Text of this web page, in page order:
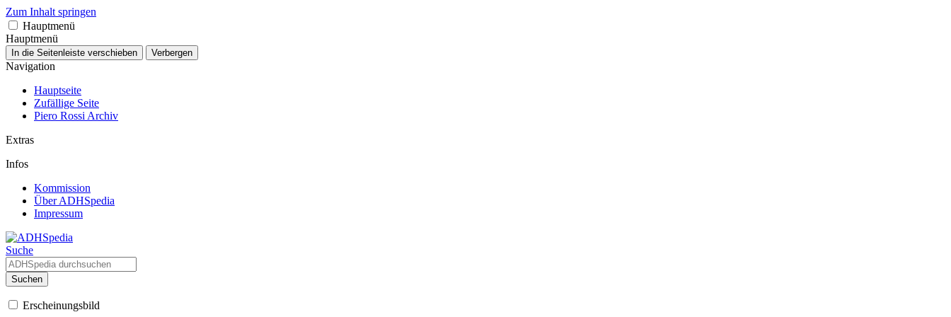
Zum Inhalt springen
Hauptmenü
Hauptmenü
In die Seitenleiste verschieben Verbergen
Navigation
Hauptseite
Zufällige Seite
Piero Rossi Archiv
Extras
Infos
Kommission
Über ADHSpedia
Impressum
Suche
Suchen
Erscheinungsbild